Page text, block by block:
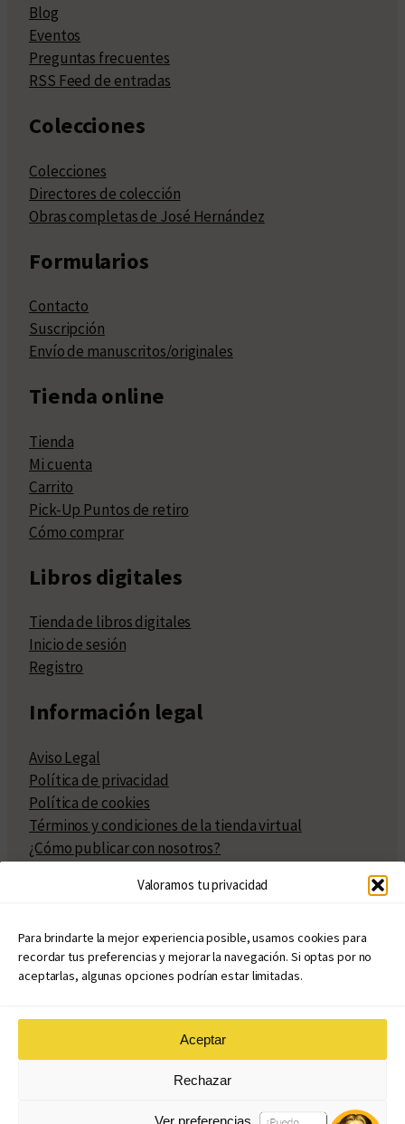
Valoramos tu privacidad
Para brindarte la mejor experiencia posible, usamos cookies para
recordar tus preferencias y mejorar la navegación. Si optas por no
aceptarlas, algunas opciones podrían estar limitadas.
Aceptar
Rechazar
Ver preferencias
Blog
Eventos
Preguntas frecuentes
RSS Feed de entradas
Colecciones
Colecciones
Directores de colección
Obras completas de José Hernández
Formularios
Contacto
Suscripción
Envío de manuscritos/originales
Tienda online
Tienda
Mi cuenta
Carrito
Pick-Up Puntos de retiro
Cómo comprar
Libros digitales
Tienda de libros digitales
Inicio de sesión
Registro
Información legal
Aviso Legal
Política de privacidad
Política de cookies
Términos y condiciones de la tienda virtual
¿Cómo publicar con nosotros?
Políticas de publicación
Políticas de coedición
Atribuciones